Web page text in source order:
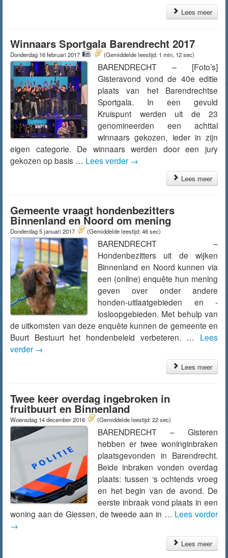
Lees meer
Winnaars Sportgala Barendrecht 2017
Donderdag 16 februari 2017 (Gemiddelde leestijd: 1 min, 12 sec)
BARENDRECHT – [Foto’s]
Gisteravond vond de 40e editie
plaats van het Barendrechtse
Sportgala. In een gevuld
Kruispunt werden uit de 23
genomineerden een achttal
winnaars gekozen, ieder in zijn
eigen categorie. De winnaars werden door een jury
gekozen op basis … Lees verder →
Lees meer
Gemeente vraagt hondenbezitters
Binnenland en Noord om mening
Donderdag 5 januari 2017 (Gemiddelde leestijd: 46 sec)
BARENDRECHT –
Hondenbezitters uit de wijken
Binnenland en Noord kunnen via
een (online) enquête hun mening
geven over onder andere
honden-uitlaatgebieden en -
losloopgebieden. Met behulp van
de uitkomsten van deze enquête kunnen de gemeente en
Buurt Bestuurt het hondenbeleid verbeteren. … Lees
verder →
Lees meer
Twee keer overdag ingebroken in
fruitbuurt en Binnenland
Woensdag 14 december 2016 (Gemiddelde leestijd: 22 sec)
BARENDRECHT – Gisteren
hebben er twee woninginbraken
plaatsgevonden in Barendrecht.
Beide inbraken vonden overdag
plaats: tussen ‘s ochtends vroeg
en het begin van de avond. De
eerste inbraak vond plaats in een
woning aan de Giessen, de tweede aan in … Lees verder
→
Lees meer